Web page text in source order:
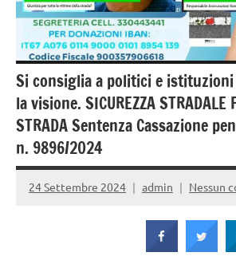
Si consiglia a politici e
la visione. SICUREZZA STRADALE
STRADA Sentenza Cassazione
n. 9896/2024
24 Settembre 2024 admin Nessun